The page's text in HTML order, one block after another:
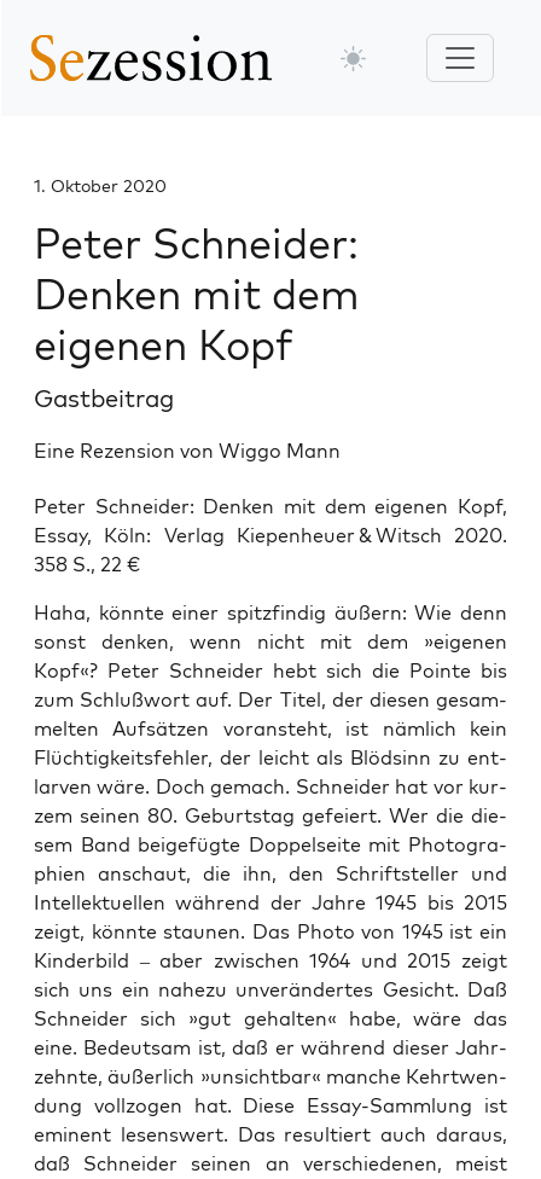
1. Oktober 2020
Peter Schneider:
Denken mit dem
eigenen Kopf
Gastbeitrag
Eine Rezension von Wiggo Mann
Peter Schnei­der: Den­ken mit dem eige­nen Kopf,
Essay, Köln: Ver­lag Kie­pen­heu­er & Witsch 2020.
358 S., 22 €
Haha, könn­te einer spitz­fin­dig äußern: Wie denn
sonst den­ken, wenn nicht mit dem »eige­nen
Kopf«? Peter Schnei­der hebt sich die Poin­te bis
zum Schluß­wort auf. Der Titel, der die­sen gesam­
mel­ten Auf­sät­zen vor­an­steht, ist näm­lich kein
Flüch­tig­keits­feh­ler, der leicht als Blöd­sinn zu ent­
lar­ven wäre. Doch gemach. Schnei­der hat vor kur­
zem sei­nen 80. Geburts­tag gefei­ert. Wer die die­
sem Band bei­gefüg­te Dop­pel­sei­te mit Pho­to­gra­
phien anschaut, die ihn, den Schrift­stel­ler und
Intel­lek­tu­el­len wäh­rend der Jah­re 1945 bis 2015
zeigt, könn­te stau­nen. Das Pho­to von 1945 ist ein
Kin­der­bild – aber zwi­schen 1964 und 2015 zeigt
sich uns ein nahe­zu unver­än­der­tes Gesicht. Daß
Schnei­der sich »gut gehal­ten« habe, wäre das
eine. Bedeut­sam ist, daß er wäh­rend die­ser Jahr­
zehn­te, äußer­lich »unsicht­bar« man­che Kehrt­wen­
dung voll­zo­gen hat. Die­se Essay-Samm­lung ist
emi­nent lesens­wert. Das resul­tiert auch dar­aus,
daß Schnei­der sei­nen an ver­schie­de­nen, meist